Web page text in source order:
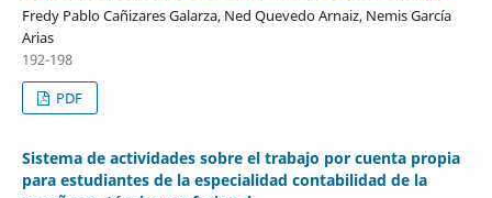
Fredy Pablo Cañizares Galarza, Ned Quevedo Arnaiz, Nemis García
Arias
192-198
PDF
Sistema de actividades sobre el trabajo por cuenta propia
para estudiantes de la especialidad contabilidad de la